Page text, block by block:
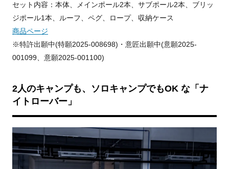
セット内容：本体、メインポール2本、サブポール2本、ブリッ
ジポール1本、ルーフ、ペグ、ロープ、収納ケース
商品ページ
※特許出願中(特願2025-008698)・意匠出願中(意願2025-
001099、意願2025-001100)
2人のキャンプも、ソロキャンプでもOK な「ナ
イトローバー」